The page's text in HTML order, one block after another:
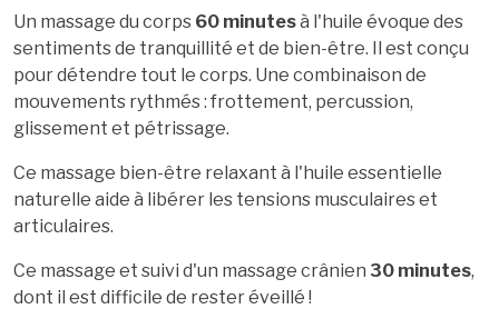
Un massage du corps 60 minutesà l'huile évoque des
sentiments de tranquillité et de bien-être. Il est conçu
pour détendre tout le corps. Une combinaison de
mouvements rythmés : frottement, percussion,
glissement et pétrissage.
Ce massage bien-être relaxant à l'huile essentielle
naturelle aide à libérer les tensions musculaires et
articulaires.
Ce massage et suivi d'un massage crânien 30 minutes,
dont il est difficile de rester éveillé !